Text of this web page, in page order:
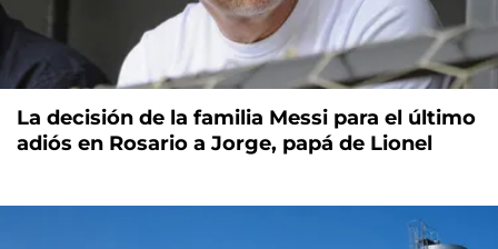
La decisión de la familia Messi para el último
adiós en Rosario a Jorge, papá de Lionel